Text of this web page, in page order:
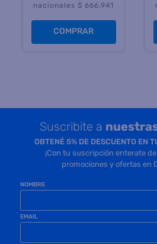
nacionales $ 666.941
COMPRAR
Suscribite a
OBTENÉ 5% DE DESCUENTO EN
¡Con tu suscripción enterate
promociones y ofertas en
NOMBRE
EMAIL